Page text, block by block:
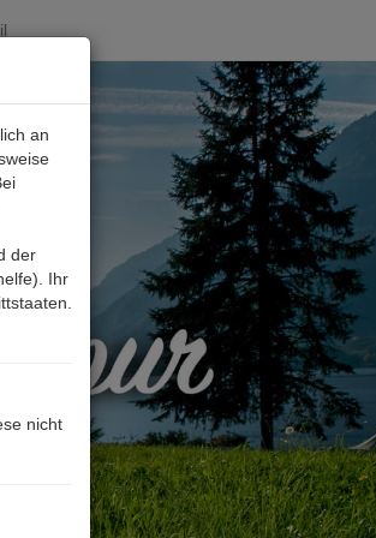
an
der
Ihr
nicht